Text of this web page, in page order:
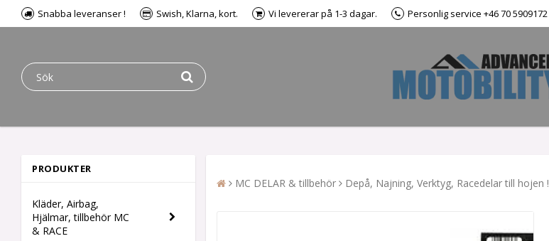
Snabba leveranser ! Swish, Klarna, kort. Vi levererar på 1-3 dagar. Personlig service +46 70 5909172
PRODUKTER
Kläder, Airbag,
Hjälmar, tillbehör MC
& RACE
MC DELAR & tillbehör Depå, Najning, Verktyg, Racedelar till hojen !